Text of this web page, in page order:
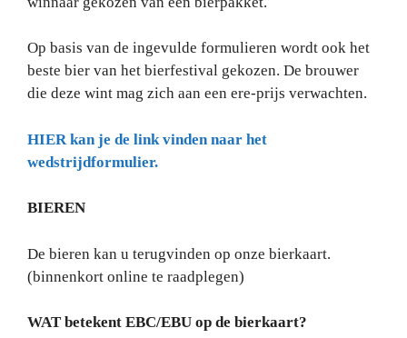
Op basis van de ingevulde formulieren wordt ook het
beste bier van het bierfestival gekozen. De brouwer
die deze wint mag zich aan een ere-prijs verwachten.
HIER kan je de link vinden naar het
wedstrijdformulier.
BIEREN
De bieren kan u terugvinden op onze bierkaart.
(binnenkort online te raadplegen)
WAT betekent EBC/EBU op de bierkaart?